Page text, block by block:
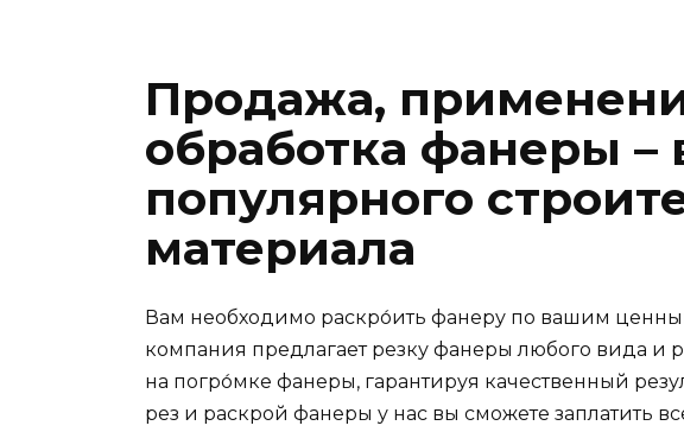
Продажа,
обработка фанеры –
популярного
материала
Вам необходимо раскро́ить фанеру по вашим
компания предлагает резку фанеры любого вида и
на погро́мке фанеры, гарантируя качественный
рез и раскрой фанеры у нас вы сможете заплатить